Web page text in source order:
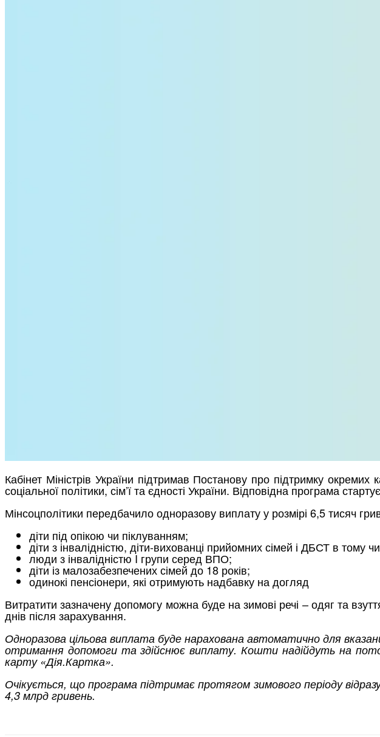
Кабінет Міністрів України підтримав Постанову про підтримку
соціальної політики, сім’ї та єдності України. Відповідна програма
Мінсоцполітики передбачило одноразову виплату у розмірі 6,5 тисяч
діти під опікою чи піклуванням;
діти з інвалідністю, діти-вихованці прийомних сімей і ДБСТ в тому
люди з інвалідністю I групи серед ВПО;
діти із малозабезпечених сімей до 18 років;
одинокі пенсіонери, які отримують надбавку на догляд
Витратити зазначену допомогу можна буде на зимові речі – одяг та
днів після зарахування.
Одноразова цільова виплата буде нарахована автоматично для
отримання допомоги та здійснює виплату. Кошти надійдуть на
карту «Дія.Картка».
Очікується, що програма підтримає протягом зимового періоду
4,3 млрд гривень.